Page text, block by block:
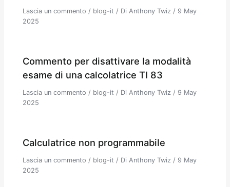
Lascia un commento / blog-it / DiAnthony Twiz/ 9 May
2025
Commento per disattivare la modalità
esame di una calcolatrice TI 83
Lascia un commento / blog-it / DiAnthony Twiz/ 9 May
2025
Calculatrice non programmabile
Lascia un commento / blog-it / DiAnthony Twiz/ 9 May
2025